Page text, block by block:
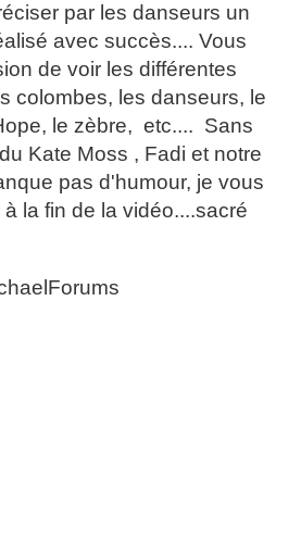
par les danseurs un
avec succès.... Vous
de voir les différentes
colombes, les danseurs, le
le zèbre, etc.... Sans
Kate Moss , Fadi et notre
pas d'humour, je vous
la fin de la vidéo....sacré